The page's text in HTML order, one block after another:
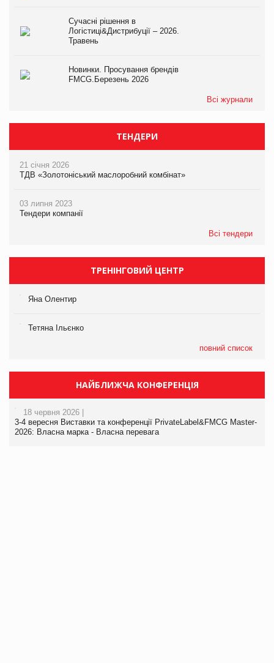
Сучасні рішення в
Логістиці&Дистрибуції – 2026.
Травень
Новинки. Просування брендів
FMCG.Березень 2026
Всі журнали
ТЕНДЕРИ
21 січня 2026
ТДВ «Золотоніський маслоробний комбінат»
03 липня 2023
Тендери компанії
Всі тендери
ТРЕНІНГОВИЙ ЦЕНТР
Яна Олентир
Тетяна Ільєнко
повний список
НАЙБЛИЖЧА КОНФЕРЕНЦІЯ
18 червня 2026 |
3-4 вересня Виставки та конференції PrivateLabel&FMCG Master-
2026: Власна марка - Власна перевага